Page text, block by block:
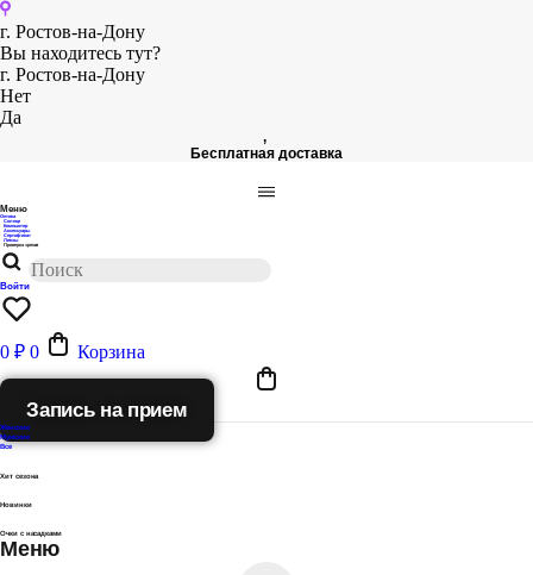
Перейти
к
содержимому
г. Ростов-на-Дону
Вы находитесь тут?
г. Ростов-на-Дону
Нет
Да
,
Бесплатная доставка
Меню
Оптика
Солнце
Компьютер
Аксессуары
Сертификат
Линзы
Проверка зрения
товаров
Войти
0 ₽ 0 Корзина
Запись на прием
Женские
Мужские
Все
Хит сезона
Новинки
Очки с насадками
Меню